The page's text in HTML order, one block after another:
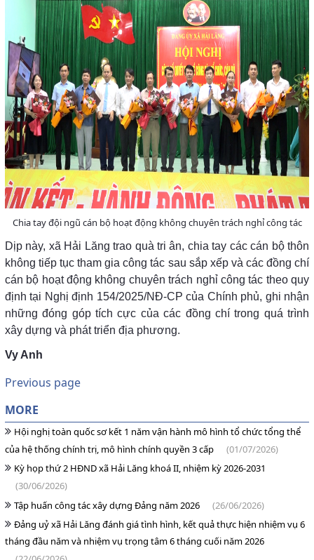
Chia tay đội ngũ cán bộ hoạt động không chuyên trách nghỉ công tác
Dịp này, xã Hải Lăng trao quà tri ân, chia tay các cán bộ thôn
không tiếp tục tham gia công tác sau sắp xếp và các đồng chí
cán bộ hoạt động không chuyên trách nghỉ công tác theo quy
định tại Nghị định 154/2025/NĐ-CP của Chính phủ, ghi nhận
những đóng góp tích cực của các đồng chí trong quá trình
xây dựng và phát triển địa phương.
Vy Anh
Previous page
MORE
Hội nghị toàn quốc sơ kết 1 năm vận hành mô hình tổ chức tổng thể
của hệ thống chính trị, mô hình chính quyền 3 cấp
(01/07/2026)
Kỳ họp thứ 2 HĐND xã Hải Lăng khoá II, nhiệm kỳ 2026-2031
(30/06/2026)
Tập huấn công tác xây dựng Đảng năm 2026
(26/06/2026)
Đảng uỷ xã Hải Lăng đánh giá tình hình, kết quả thực hiện nhiệm vụ 6
tháng đầu năm và nhiệm vụ trọng tâm 6 tháng cuối năm 2026